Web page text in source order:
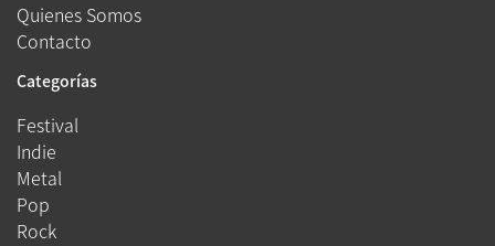
Quienes Somos
Contacto
Categorías
Festival
Indie
Metal
Pop
Rock